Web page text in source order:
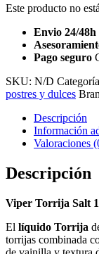
Este producto no
Envio 24/48h
Pago seguro
SKU: N/D
postres y dulces
Descripción
Información
Valoraciones
Descripción
Viper Torrija Salt
El líquido Torrija
torrijas combinada